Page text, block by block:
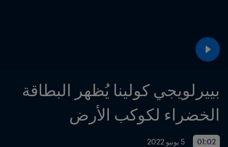
الخضراء لكوكب الأرض
01:02 5 يونيو 2022